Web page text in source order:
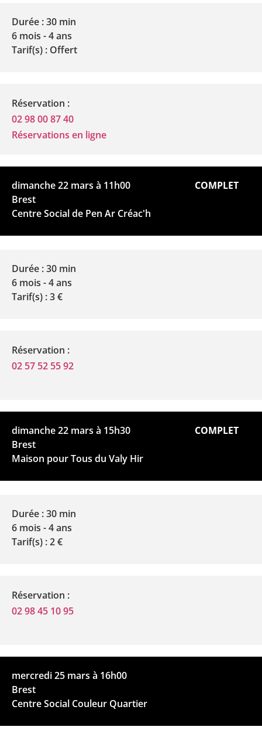
Durée : 30 min
6 mois - 4 ans
Tarif(s) : Offert
Réservation :
02 98 00 87 40
Réservations en ligne
dimanche 22 mars à 11h00
COMPLET
Brest
Centre Social de Pen Ar Créac'h
Durée : 30 min
6 mois - 4 ans
Tarif(s) : 3 €
Réservation :
02 57 52 55 92
dimanche 22 mars à 15h30
COMPLET
Brest
Maison pour Tous du Valy Hir
Durée : 30 min
6 mois - 4 ans
Tarif(s) : 2 €
Réservation :
02 98 45 10 95
mercredi 25 mars à 16h00
Brest
Centre Social Couleur Quartier